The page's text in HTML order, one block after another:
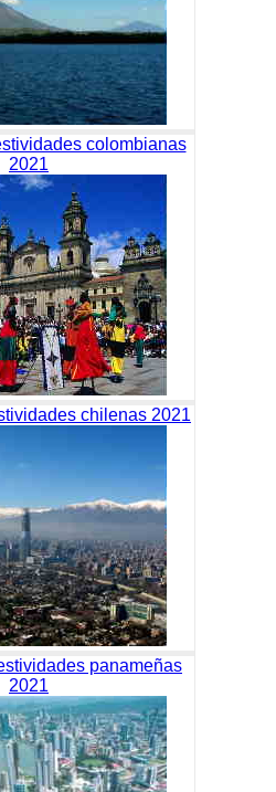
colombianas
2021
chilenas 2021
panameñas
2021